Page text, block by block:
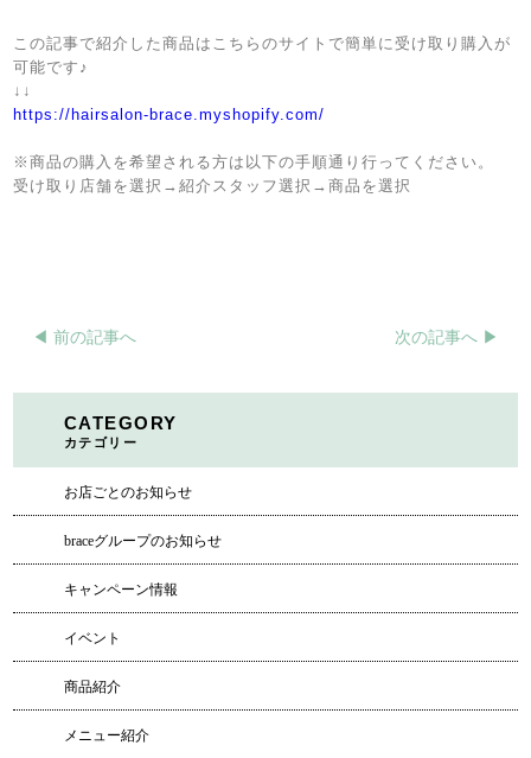
この記事で紹介した商品はこちらのサイトで簡単に受け取り購入が
可能です♪
↓↓
https://hairsalon-brace.myshopify.com/
※商品の購入を希望される方は以下の手順通り行ってください。
受け取り店舗を選択→紹介スタッフ選択→商品を選択
◀︎ 前の記事へ 次の記事へ ▶︎
CATEGORY
カテゴリー
お店ごとのお知らせ
braceグループのお知らせ
キャンペーン情報
イベント
商品紹介
メニュー紹介